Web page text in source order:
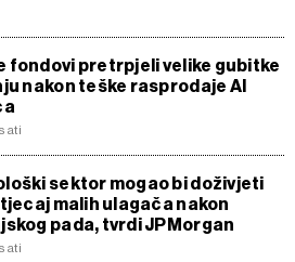
fondovi pretrpjeli velike gubitke
nakon teške rasprodaje AI
sektor mogao bi doživjeti
malih ulagača nakon
pada, tvrdi JPMorgan